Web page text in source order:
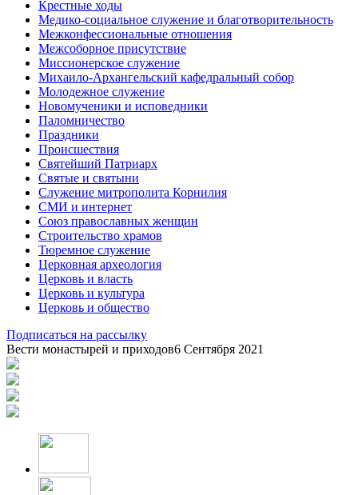
Крестные ходы
Медико-социальное служение и благотворительность
Межконфессиональные отношения
Межсоборное присутствие
Миссионерское служение
Михаило-Архангельский кафедральный собор
Молодежное служение
Новомученики и исповедники
Паломничество
Праздники
Происшествия
Святейший Патриарх
Святые и святыни
Служение митрополита Корнилия
СМИ и интернет
Союз православных женщин
Строительство храмов
Тюремное служение
Церковная археология
Церковь и власть
Церковь и культура
Церковь и общество
Подписаться на рассылку
Вести монастырей и приходов6 Сентября 2021